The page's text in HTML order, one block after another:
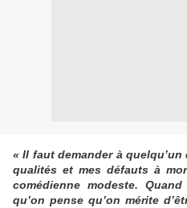
« Il faut demander à
qualités et mes défauts à
comédienne modeste.
qu’on pense qu’on mérite